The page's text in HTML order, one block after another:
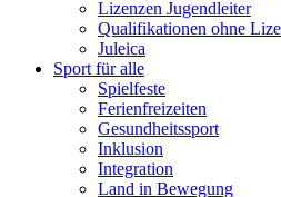
Lizenzen Jugendleiter
Qualifikationen ohne
Juleica
Sport für alle
Spielfeste
Ferienfreizeiten
Gesundheitssport
Inklusion
Integration
Land in Bewegung